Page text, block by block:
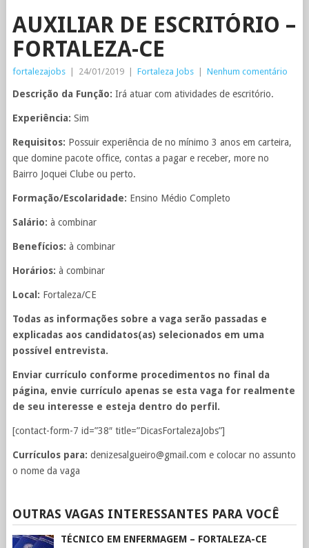
AUXILIAR DE ESCRITÓRIO –
FORTALEZA-CE
fortalezajobs 24/01/2019 Fortaleza Jobs Nenhum comentário
Descrição da Função: Irá atuar com atividades de escritório.
Experiência: Sim
Requisitos: Possuir experiência de no mínimo 3 anos em carteira,
que domine pacote office, contas a pagar e receber, more no
Bairro Joquei Clube ou perto.
Formação/Escolaridade: Ensino Médio Completo
Salário: à combinar
Benefícios: à combinar
Horários: à combinar
Local: Fortaleza/CE
Todas as informações sobre a vaga serão passadas e
explicadas aos candidatos(as) selecionados em uma
possível entrevista.
Enviar currículo conforme procedimentos no final da
página, envie currículo apenas se esta vaga for realmente
de seu interesse e esteja dentro do perfil.
[contact-form-7 id=”38″ title=”DicasFortalezaJobs”]
Currículos para: denizesalgueiro@gmail.com e colocar no assunto
o nome da vaga
OUTRAS VAGAS INTERESSANTES PARA VOCÊ
TÉCNICO EM ENFERMAGEM – FORTALEZA-CE